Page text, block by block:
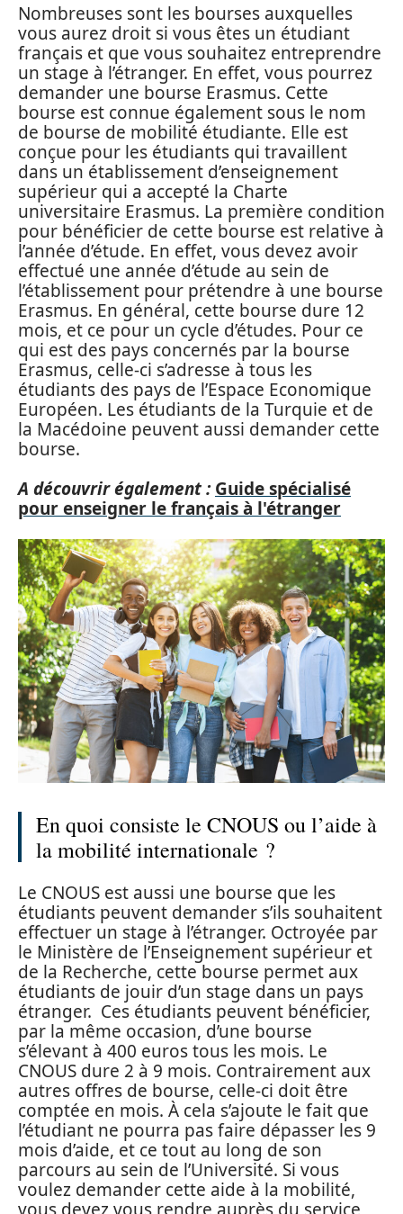
Nombreuses sont les bourses auxquelles
vous aurez droit si vous êtes un étudiant
français et que vous souhaitez entreprendre
un stage à l’étranger. En effet, vous pourrez
demander une bourse Erasmus. Cette
bourse est connue également sous le nom
de bourse de mobilité étudiante. Elle est
conçue pour les étudiants qui travaillent
dans un établissement d’enseignement
supérieur qui a accepté la Charte
universitaire Erasmus. La première condition
pour bénéficier de cette bourse est relative à
l’année d’étude. En effet, vous devez avoir
effectué une année d’étude au sein de
l’établissement pour prétendre à une bourse
Erasmus. En général, cette bourse dure 12
mois, et ce pour un cycle d’études. Pour ce
qui est des pays concernés par la bourse
Erasmus, celle-ci s’adresse à tous les
étudiants des pays de l’Espace Economique
Européen. Les étudiants de la Turquie et de
la Macédoine peuvent aussi demander cette
bourse.
A découvrir également : Guide spécialisé
pour enseigner le français à l'étranger
En quoi consiste le CNOUS ou l’aide à
la mobilité internationale ?
Le CNOUS est aussi une bourse que les
étudiants peuvent demander s’ils souhaitent
effectuer un stage à l’étranger. Octroyée par
le Ministère de l’Enseignement supérieur et
de la Recherche, cette bourse permet aux
étudiants de jouir d’un stage dans un pays
étranger. Ces étudiants peuvent bénéficier,
par la même occasion, d’une bourse
s’élevant à 400 euros tous les mois. Le
CNOUS dure 2 à 9 mois. Contrairement aux
autres offres de bourse, celle-ci doit être
comptée en mois. À cela s’ajoute le fait que
l’étudiant ne pourra pas faire dépasser les 9
mois d’aide, et ce tout au long de son
parcours au sein de l’Université. Si vous
voulez demander cette aide à la mobilité,